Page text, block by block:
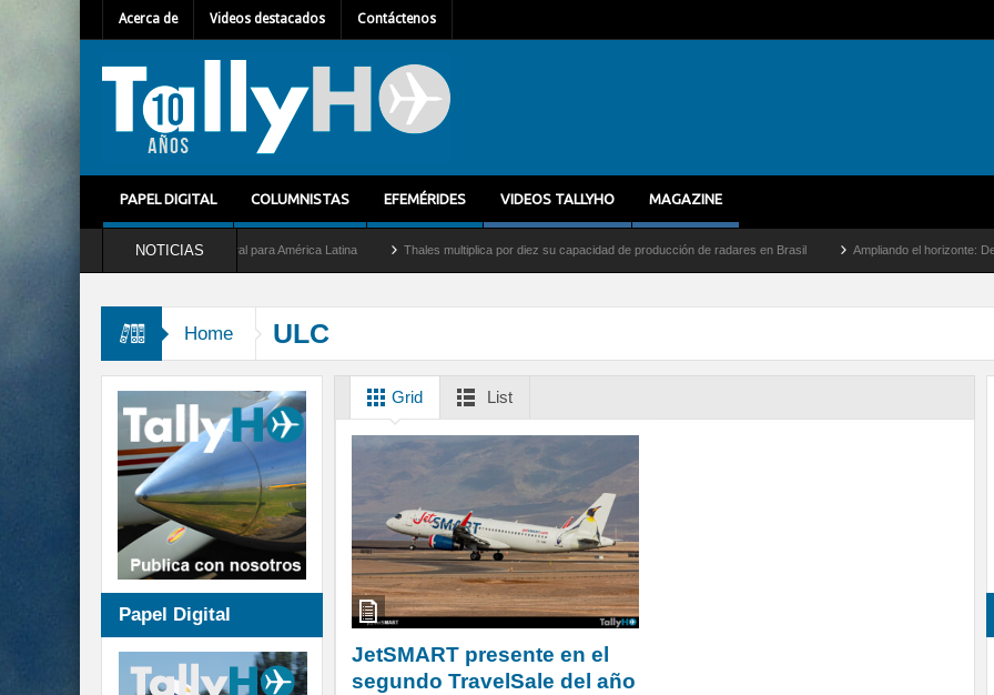
Acerca de Videos destacados Contáctenos
PAPEL DIGITAL COLUMNISTAS EFEMÉRIDES VIDEOS TALLYHO MAGAZINE
NOTICIAS
como nuevo Director General para América Latina Thales multiplica por diez su capacidad de producción de radares en Brasil Ampliando el horizonte: Dentro del
Home ULC
Grid List
JetSMART presente en el
segundo TravelSale del año
Papel Digital